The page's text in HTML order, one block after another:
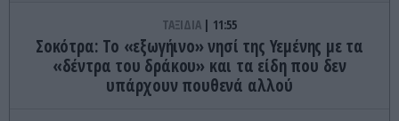
ΤΑΞΙΔΙΑ 11:55
Σοκότρα: Το «εξωγήινο» νησί της Υεμένης με τα
«δέντρα του δράκου» και τα είδη που δεν
υπάρχουν πουθενά αλλού